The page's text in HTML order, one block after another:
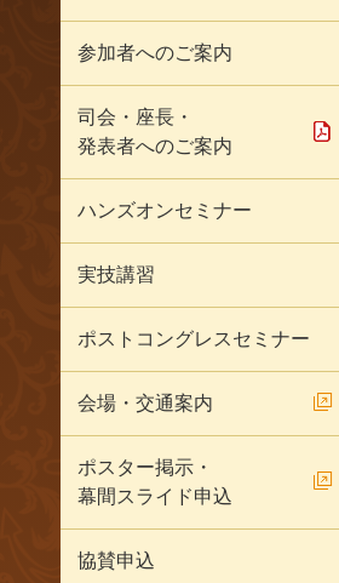
参加者へのご案内
司会・座長・
発表者へのご案内
ハンズオンセミナー
実技講習
ポストコングレスセミナー
会場・交通案内
ポスター掲示・
幕間スライド申込
協賛申込